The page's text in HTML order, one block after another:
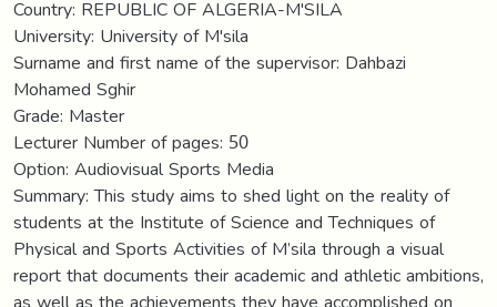
Country: REPUBLIC OF ALGERIA-M'SILA
University: University of M'sila
Surname and first name of the supervisor: Dahbazi
Mohamed Sghir
Grade: Master
Lecturer Number of pages: 50
Option: Audiovisual Sports Media
Summary: This study aims to shed light on the reality of
students at the Institute of Science and Techniques of
Physical and Sports Activities of M’sila through a visual
report that documents their academic and athletic ambitions,